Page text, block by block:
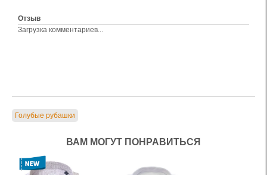
Отзыв
Загрузка комментариев...
Голубые рубашки
ВАМ МОГУТ ПОНРАВИТЬСЯ